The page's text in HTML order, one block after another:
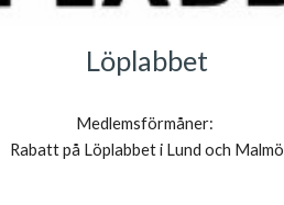
Löplabbet
Medlemsförmåner:
Rabatt på Löplabbet i Lund och Malmö